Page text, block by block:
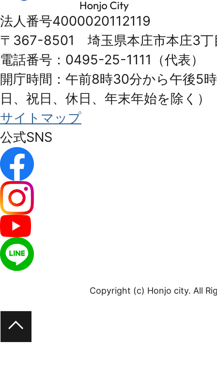
Honjo
City
法人番号4000020112119
〒367-8501 埼玉県本庄市本庄3丁
電話番号：0495-25-1111（代表）
開庁時間：午前8時30分から午後5
日、祝日、休日、年末年始を除く）
サイトマップ
公式SNS
Copyright (c) Honjo city. All